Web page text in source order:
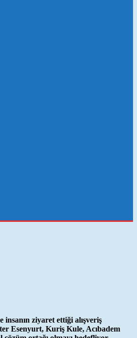
ziyaret ettiği alışveriş
Esenyurt, Kuriş Kule, Acıbadem